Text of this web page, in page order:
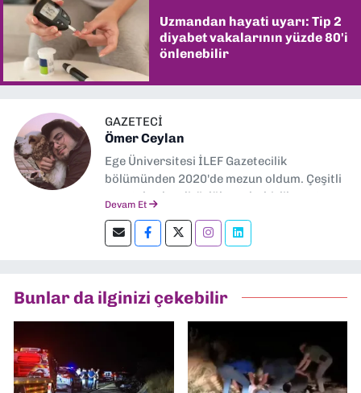
Uzmandan hayati uyarı: Tip 2
diyabet vakalarının yüzde 80'i
önlenebilir
GAZETECİ
Ömer Ceylan
Ege Üniversitesi İLEF Gazetecilik
bölümünden 2020'de mezun oldum. Çeşitli
gazetelerde editörlük, muhabirlik yaptım.
editörlük yapıyorum.
Devam Et
Bunlar da ilginizi çekebilir